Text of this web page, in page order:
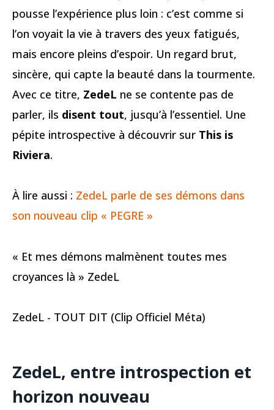
pousse l’expérience plus loin : c’est comme si
l’on voyait la vie à travers des yeux fatigués,
mais encore pleins d’espoir. Un regard brut,
sincère, qui capte la beauté dans la tourmente.
Avec ce titre, ZedeL ne se contente pas de
parler, ils disent tout, jusqu’à l’essentiel. Une
pépite introspective à découvrir sur This is
Riviera.
À lire aussi : ZedeL parle de ses démons dans
son nouveau clip « PEGRE »
« Et mes démons malmènent toutes mes
croyances là » ZedeL
ZedeL - TOUT DIT (Clip Officiel Méta)
ZedeL, entre introspection et
horizon nouveau